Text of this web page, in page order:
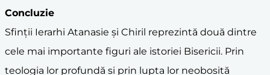
Concluzie
Sfinții Ierarhi Atanasie și Chiril reprezintă două dintre
cele mai importante figuri ale istoriei Bisericii. Prin
teologia lor profundă și prin lupta lor neobosită